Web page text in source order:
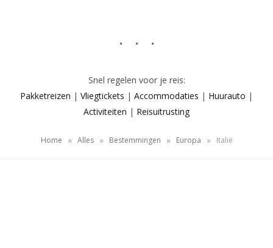
Snel regelen voor je reis:
Pakketreizen | Vliegtickets | Accommodaties | Huurauto |
Activiteiten | Reisuitrusting
Home » Alles » Bestemmingen » Europa » Italië